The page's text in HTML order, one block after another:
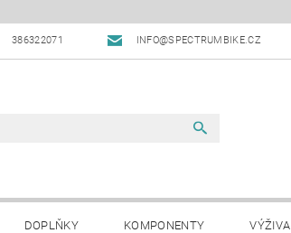
386322071 INFO@SPECTRUMBIKE.CZ
DOPLŇKY KOMPONENTY VÝŽIVA